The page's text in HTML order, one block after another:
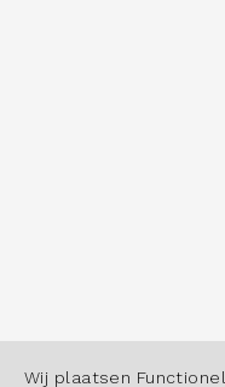
Wij plaatsen